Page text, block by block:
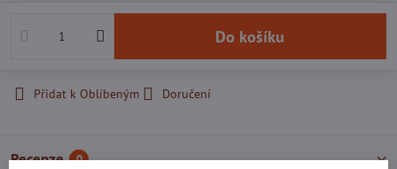
Do košíku
Přidat k Oblíbeným Doručení
Recenze 0